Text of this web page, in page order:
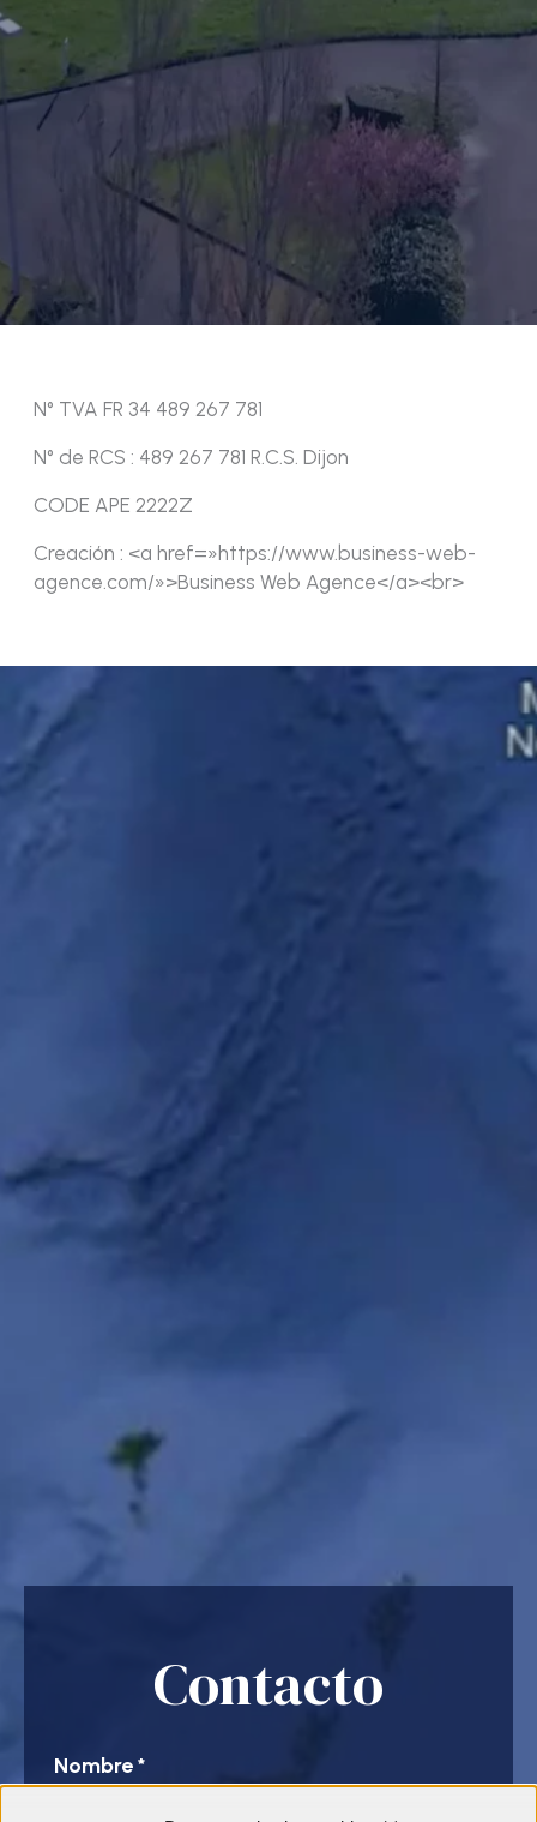
N° TVA FR 34 489 267 781
N° de RCS : 489 267 781 R.C.S. Dijon
CODE APE 2222Z
Creación : <a href=»https://www.business-web-
agence.com/»>Business Web Agence</a><br>
Contacto
Nombre*